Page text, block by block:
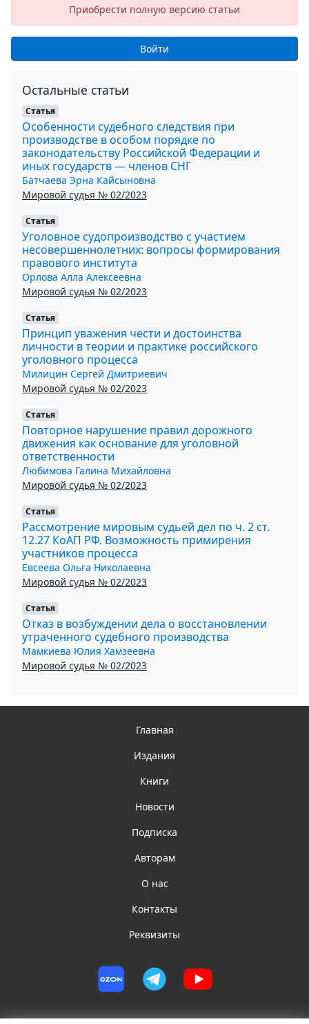
Приобрести полную версию статьи
Войти
Остальные статьи
Статья
Особенности судебного следствия при
производстве в особом порядке по
законодательству Российской Федерации и
иных государств — членов СНГ
Батчаева Эрна Кайсыновна
Мировой судья № 02/2023
Статья
Уголовное судопроизводство с участием
несовершеннолетних: вопросы формирования
правового института
Орлова Алла Алексеевна
Мировой судья № 02/2023
Статья
Принцип уважения чести и достоинства
личности в теории и практике российского
уголовного процесса
Милицин Сергей Дмитриевич
Мировой судья № 02/2023
Статья
Повторное нарушение правил дорожного
движения как основание для уголовной
ответственности
Любимова Галина Михайловна
Мировой судья № 02/2023
Статья
Рассмотрение мировым судьей дел по ч. 2 ст.
12.27 КоАП РФ. Возможность примирения
участников процесса
Евсеева Ольга Николаевна
Мировой судья № 02/2023
Статья
Отказ в возбуждении дела о восстановлении
утраченного судебного производства
Мамкиева Юлия Хамзеевна
Мировой судья № 02/2023
Главная
Издания
Книги
Новости
Подписка
Авторам
О нас
Контакты
Реквизиты